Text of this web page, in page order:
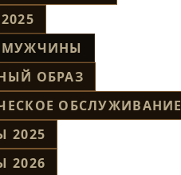
МУЖЧИНЫ
ОБРАЗ
ОБСЛУЖИВАНИЕ
2025
2026